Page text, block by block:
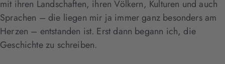
mit ihren Landschaften, ihren Völkern, Kulturen und auch
Sprachen – die liegen mir ja immer ganz besonders am
Herzen – entstanden ist. Erst dann begann ich, die
Geschichte zu schreiben.